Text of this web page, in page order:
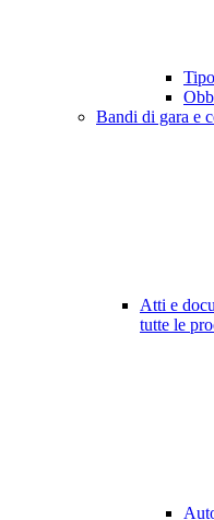
Bandi di gara e
Atti e
tutte le